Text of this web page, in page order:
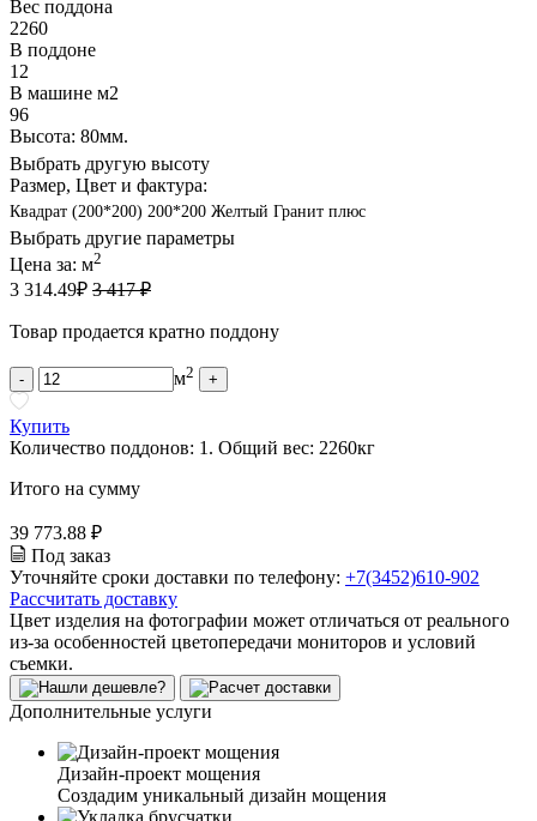
Вес поддона
2260
В поддоне
12
В машине м2
96
Высота: 80мм.
Выбрать другую высоту
Размер, Цвет и фактура:
Квадрат (200*200) 200*200 Желтый Гранит плюс
Выбрать другие параметры
Цена за: м2
3 314.49₽ 3 417 ₽
Товар продается кратно поддону
- м2 +
Купить
Количество поддонов: 1 . Общий вес: 2260кг
Итого на сумму
39 773.88 ₽
Под заказ
Уточняйте сроки доставки по телефону: +7(3452)610-902
Рассчитать доставку
Цвет изделия на фотографии может отличаться от реального
из-за особенностей цветопередачи мониторов и условий
съемки.
Дополнительные услуги
Дизайн-проект мощения
Создадим уникальный дизайн мощения